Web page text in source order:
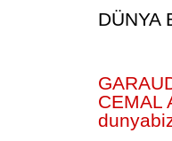
DÜNYA
CEMAL